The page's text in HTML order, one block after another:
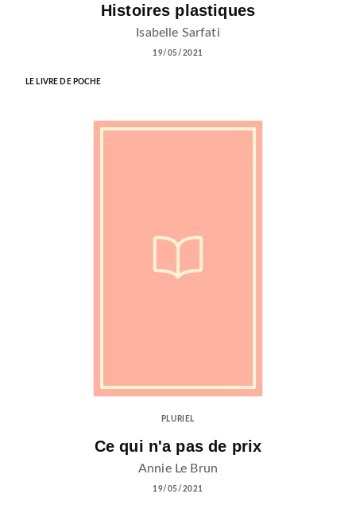
Histoires plastiques
Isabelle Sarfati
19/05/2021
LE LIVRE DE POCHE
PLURIEL
Ce qui n'a pas de prix
Annie Le Brun
19/05/2021